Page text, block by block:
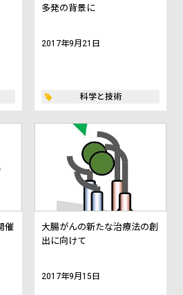
多発の背景に
2017年9月21日
科学と技術
催
大腸がんの新たな治療法の創
出に向けて
2017年9月15日